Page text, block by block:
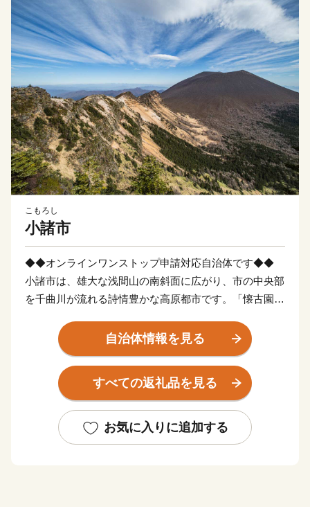
こもろし
小諸市
◆◆オンラインワンストップ申請対応自治体です◆◆
小諸市は、雄大な浅間山の南斜面に広がり、市の中央部
を千曲川が流れる詩情豊かな高原都市です。「懐古園」
所に位置する日本で唯一の「穴城」であり、日本百名城
にも選ばれていることから年間を通し多くの観光客が訪
れます。
全国トップクラスの晴天率を誇り、陽光をたっぷり浴び
全国ブランドのワインなど魅力的な返礼品が満載です。
ふるさと納税を通して小諸市の魅力に触れていただけれ
自治体情報を見る
すべての返礼品を見る
お気に入りに追加する